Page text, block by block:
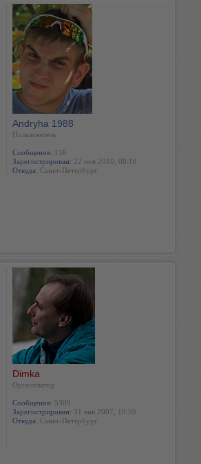
Andryha 1988
Пользователь
Сообщения: 116
Зарегистрирован: 22 ноя 2010, 08:18
Откуда: Санкт-Петербург
Dimka
Oрганизатор
Сообщения: 5309
Зарегистрирован: 31 янв 2007, 10:59
Откуда: Санкт-Петербург